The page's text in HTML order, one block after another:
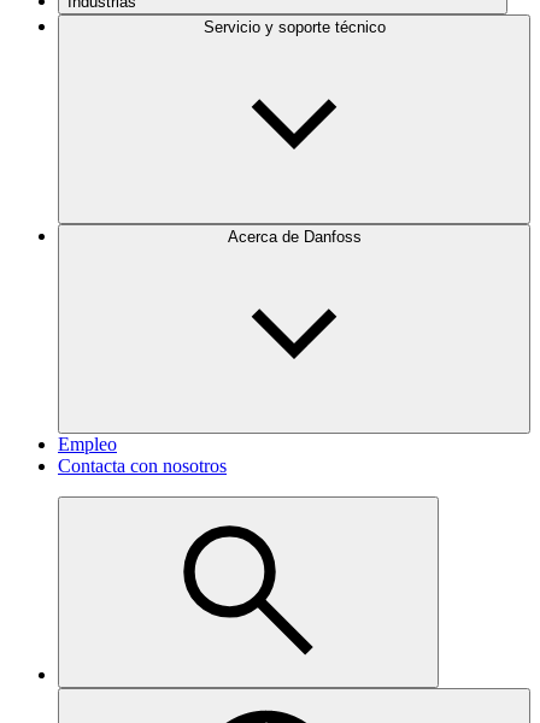
Servicio y soporte técnico
Acerca de Danfoss
Empleo
Contacta con nosotros